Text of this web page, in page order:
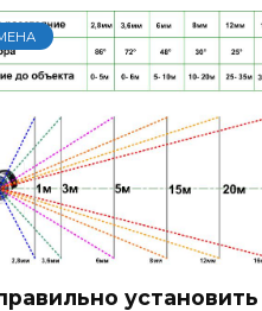
установить